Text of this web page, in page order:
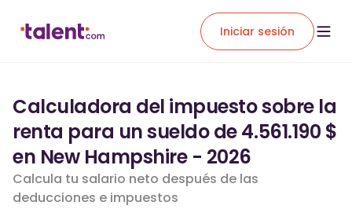
Iniciar sesión
Calculadora del impuesto sobre la
renta para un sueldo de 4.561.190 $
en New Hampshire - 2026
Calcula tu salario neto después de las
deducciones e impuestos